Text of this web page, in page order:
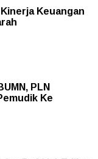
Keuangan
PLN
Ke